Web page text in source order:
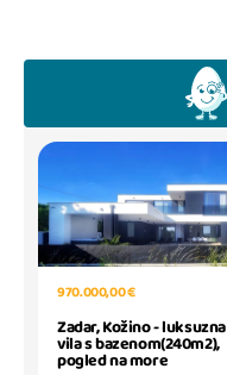
970.000,00 €
Zadar, Kožino - luksuzna
vila s bazenom(240m2),
pogled na more